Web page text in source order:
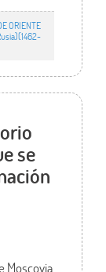
ORIENTE
se
Moscovia